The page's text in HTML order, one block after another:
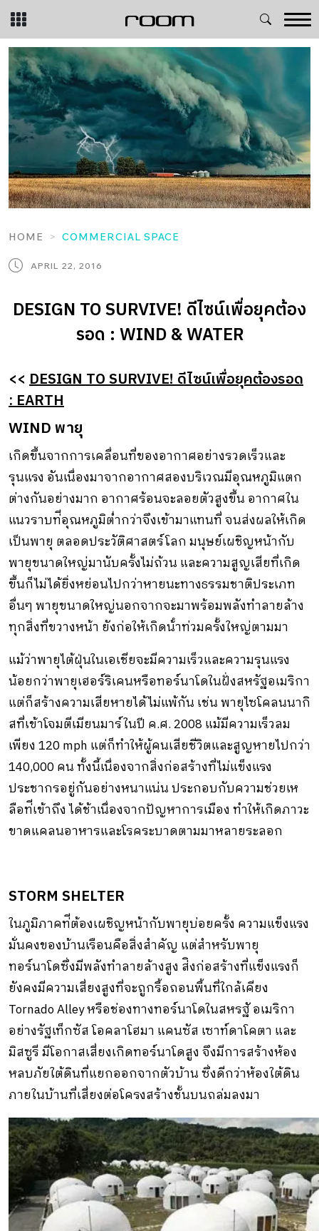
Skip
content
HOME COMMERCIAL SPACE
APRIL 22, 2016
DESIGN TO SURVIVE! ดีไซน์เพื่อยุคต้อง
รอด : WIND & WATER
<< DESIGN TO SURVIVE! ดีไซน์เพื่อยุคต้องรอด
: EARTH
WIND พายุ
เกิดขึ้นจากการเคลื่อนที่ของอากาศอย่างรวดเร็วและ
รุนแรง อันเนื่องมาจากอากาศสองบริเวณมีอุณหภูมิแตก
ต่างกันอย่างมาก อากาศร้อนจะลอยตัวสูงขึ้น อากาศใน
แนวราบท่ีอุณหภูมิต่ำกว่าจึงเข้ามาแทนที่ จนส่งผลให้เกิด
เป็นพายุ ตลอดประวัติศาสตร์โลก มนุษย์เผชิญหน้ากับ
พายุขนาดใหญ่มานับครั้งไม่ถ้วน และความสูญเสียที่เกิด
ขึ้นก็ไม่ได้ยิ่งหย่อนไปกว่าหายนะทางธรรมชาติประเภท
อื่นๆ พายุขนาดใหญ่นอกจากจะมาพร้อมพลังทําลายล้าง
ทุกสิ่งที่ขวางหน้า ยังก่อให้เกิดน้ําท่วมครั้งใหญ่ตามมา
แม้ว่าพายุไต้ฝุ่นในเอเชียจะมีความเร็วและความรุนแรง
น้อยกว่าพายุเฮอร์ริเคนหรือทอร์นาโดในฝั่งสหรัฐอเมริกา
แต่ก็สร้างความเสียหายได้ไม่แพ้กัน เช่น พายุไซโคลนนากิ
สที่เข้าโจมตีเมียนมาร์ในปี ค.ศ. 2008 แม้มีความเร็วลม
เพียง 120 mph แต่ก็ทําให้ผู้คนเสียชีวิตและสูญหายไปกว่า
140,000 คน ทั้งนี้เนื่องจากสิ่งก่อสร้างที่ไม่แข็งแรง
ประชากรอยู่กันอย่างหนาแน่น ประกอบกับความช่วยเห
ลือท่ีเข้าถึง ได้ช้าเนื่องจากปัญหาการเมือง ทําให้เกิดภาวะ
ขาดแคลนอาหารและโรคระบาดตามมาหลายระลอก
STORM SHELTER
ในภูมิภาคท่ีต้องเผชิญหน้ากับพายุบ่อยครั้ง ความแข็งแรง
มั่นคงของบ้านเรือนคือสิ่งสําคัญ แต่สําหรับพายุ
ทอร์นาโดซึ่งมีพลังทําลายล้างสูง ส่ิงก่อสร้างที่แข็งแรงก็
ยังคงมีความเสี่ยงสูงที่จะถูกรื้อถอนพื้นที่ใกล้เคียง
Tornado Alley หรือช่องทางทอร์นาโดในสหรฐั อเมริกา
อย่างรัฐเท็กซัส โอคลาโฮมา แคนซัส เซาท์ดาโคตา และ
มิสซูรี มีโอกาสเสี่ยงเกิดทอร์นาโดสูง จึงมีการสร้างห้อง
หลบภัยใต้ดินที่แยกออกจากตัวบ้าน ซึ่งดีกว่าห้องใต้ดิน
ภายในบ้านที่เสี่ยงต่อโครงสร้างชั้นบนถล่มลงมา